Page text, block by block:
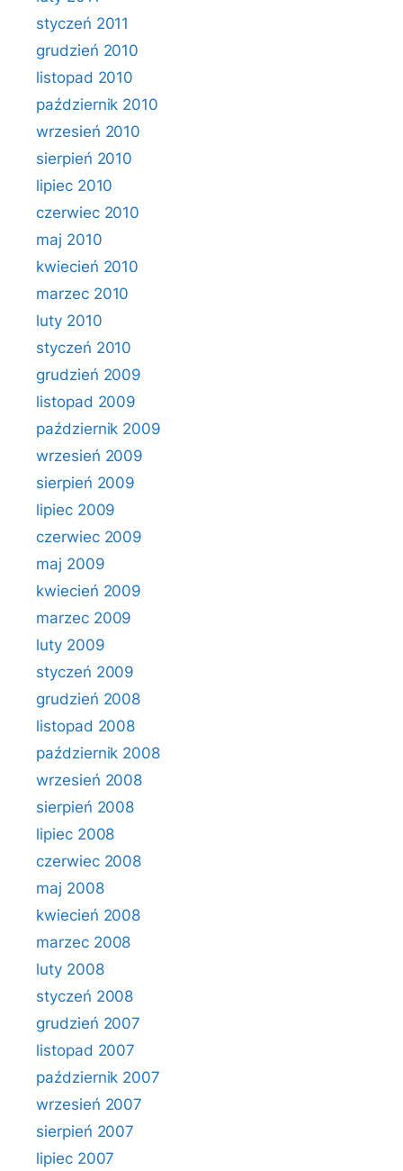
styczeń 2011
grudzień 2010
listopad 2010
październik 2010
wrzesień 2010
sierpień 2010
lipiec 2010
czerwiec 2010
maj 2010
kwiecień 2010
marzec 2010
luty 2010
styczeń 2010
grudzień 2009
listopad 2009
październik 2009
wrzesień 2009
sierpień 2009
lipiec 2009
czerwiec 2009
maj 2009
kwiecień 2009
marzec 2009
luty 2009
styczeń 2009
grudzień 2008
listopad 2008
październik 2008
wrzesień 2008
sierpień 2008
lipiec 2008
czerwiec 2008
maj 2008
kwiecień 2008
marzec 2008
luty 2008
styczeń 2008
grudzień 2007
listopad 2007
październik 2007
wrzesień 2007
sierpień 2007
lipiec 2007